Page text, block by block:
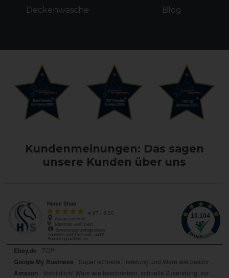
Deckenwäsche Blog
Kundenmeinungen: Das sagen
unsere Kunden über uns